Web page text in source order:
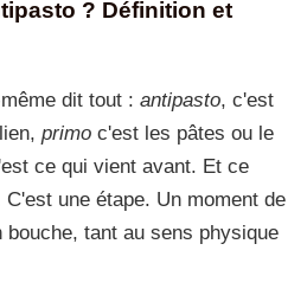
? Définition et
dit tout : antipasto, c'est
primo c'est les pâtes ou le
ce qui vient avant. Et ce
une étape. Un moment de
tant au sens physique